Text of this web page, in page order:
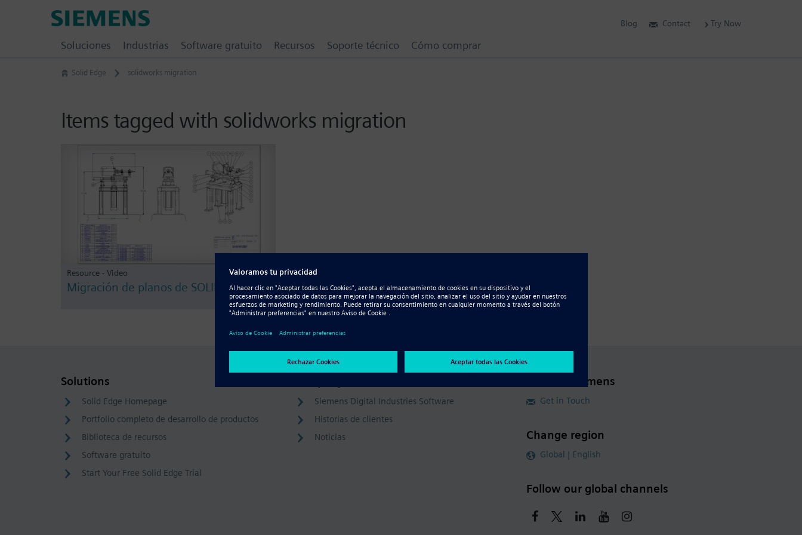
Solid Edge solidworks migration
Items tagged with solidworks migration
Resource - Video
Migración de planos de SOLIDWORKS
Solutions
Solid Edge Homepage
Portfolio completo de desarrollo de productos
Biblioteca de recursos
Software gratuito
Start Your Free Solid Edge Trial
Siemens Digital Industries Software
Historias de clientes
Noticias
Contact Siemens
Get in Touch
Change region
Global | English
Follow our global channels
Blog Contact Try Now
Soluciones Industrias Software gratuito Recursos Soporte técnico Cómo comprar